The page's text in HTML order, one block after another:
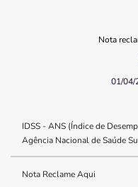
Nota
01/04/
IDSS - ANS (Índice de
Agência Nacional de Saúde
Nota Reclame Aqui